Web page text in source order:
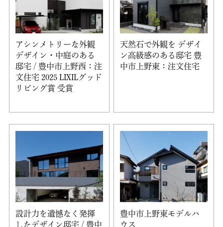
アシンメトリーな外観
デザイン・中庭のある
邸宅 / 豊中市上野西：注
文住宅 2025 LIXILグッド
リビング賞 受賞
天然石で外観を デザイ
ン高級感のある邸宅 豊
中市上野東：注文住宅
設計力を遺憾なく発揮
したデザイン邸宅 / 豊中
豊中市上野東モデルハ
ウス